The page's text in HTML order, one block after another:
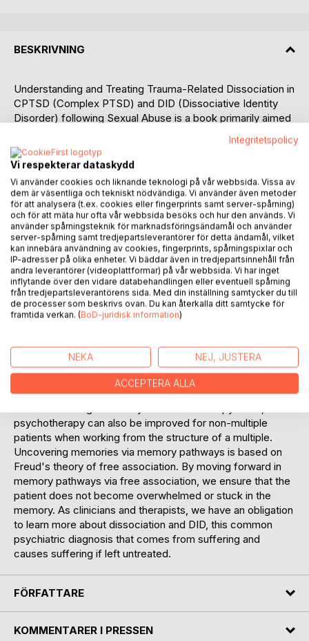
BESKRIVNING
Understanding and Treating Trauma-Related Dissociation in
CPTSD (Complex PTSD) and DID (Dissociative Identity
Disorder) following Sexual Abuse is a book primarily aimed
other things, the damage that sexual abuse of a child
generates, not only acute damage in childhood but also the
damage that the patient carries with her throughout life.
The book follows a common thread and goes from milder
sexual abuse of children to extreme, torture-like sexual
abuse of children with organized and ritual elements and
describes how treatment methods need to be adapted and
linked to the damage that the patient has suffered through
the sexual abuse. The patient's damage is measured via
Wonsa's model SAIS (Sexual Abuse Injury Syndrome)
which links the degree of sexual abuse the patient has
been exposed to as a child and in adulthood to the
patient's current symptoms with a special focus on the
of Mind model, which is an eclectic trauma treatment
method with a focus on fragmentation and memory
pathways within trauma-related dissociation after sexual
assault. Many therapists feel great uncertainty when they
psychotherapy can also be improved for non-multiple
patients when working from the structure of a multiple.
Uncovering memories via memory pathways is based on
Freud's theory of free association. By moving forward in
memory pathways via free association, we ensure that the
patient does not become overwhelmed or stuck in the
memory. As clinicians and therapists, we have an obligation
to learn more about dissociation and DID, this common
psychiatric diagnosis that comes from suffering and
causes suffering if left untreated.
FÖRFATTARE
KOMMENTARER I PRESSEN
Integritetspolicy
Vi respekterar dataskydd
Vi använder cookies och liknande teknologi på vår webbsida. Vissa av
dem är väsentliga och tekniskt nödvändiga. Vi använder även metoder
för att analysera (t.ex. cookies eller fingerprints samt server-spårning)
och för att mäta hur ofta vår webbsida besöks och hur den används. Vi
använder spårningsteknik för marknadsföringsändamål och använder
server-spårning samt tredjepartsleverantörer för detta ändamål, vilket
kan innebära användning av cookies, fingerprints, spårningspixlar och
IP-adresser på olika enheter. Vi bäddar även in tredjepartsinnehåll från
andra leverantörer (videoplattformar) på vår webbsida. Vi har inget
inflytande över den vidare databehandlingen eller eventuell spårning
från tredjepartsleverantörens sida. Med din inställning samtycker du till
de processer som beskrivs ovan. Du kan återkalla ditt samtycke för
framtida verkan. (BoD-juridisk information)
NEKA NEJ, JUSTERA
ACCEPTERA ALLA